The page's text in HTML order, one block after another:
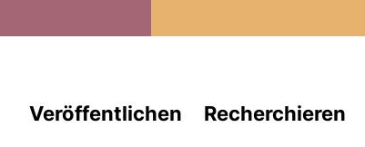
Veröffentlichen Recherchieren